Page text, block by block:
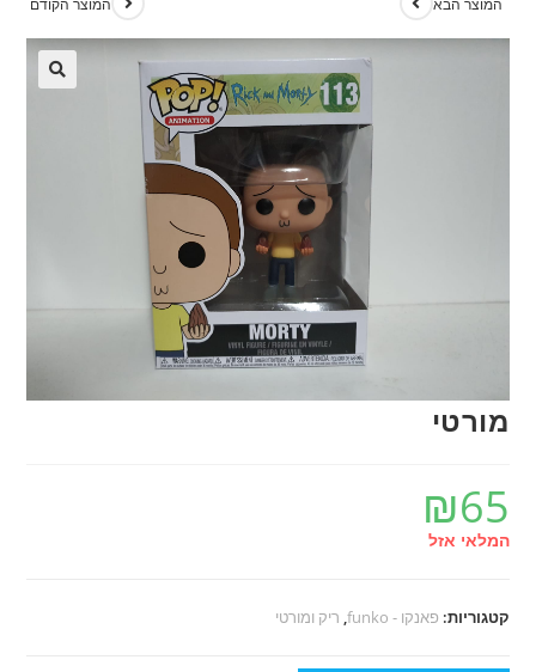
מורטי
₪65
המלאי אזל
קטגוריות: פאנקו - funko ריק ומורטי